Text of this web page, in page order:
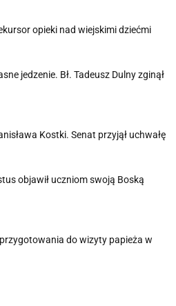
opieki nad wiejskimi dziećmi
jedzenie. Bł. Tadeusz Dulny zginął
Kostki. Senat przyjął uchwałę
objawił uczniom swoją Boską
do wizyty papieża w